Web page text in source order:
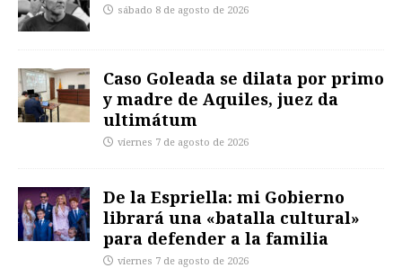
sábado 8 de agosto de 2026
Caso Goleada se dilata por primo
y madre de Aquiles, juez da
ultimátum
viernes 7 de agosto de 2026
De la Espriella: mi Gobierno
librará una «batalla cultural»
para defender a la familia
viernes 7 de agosto de 2026